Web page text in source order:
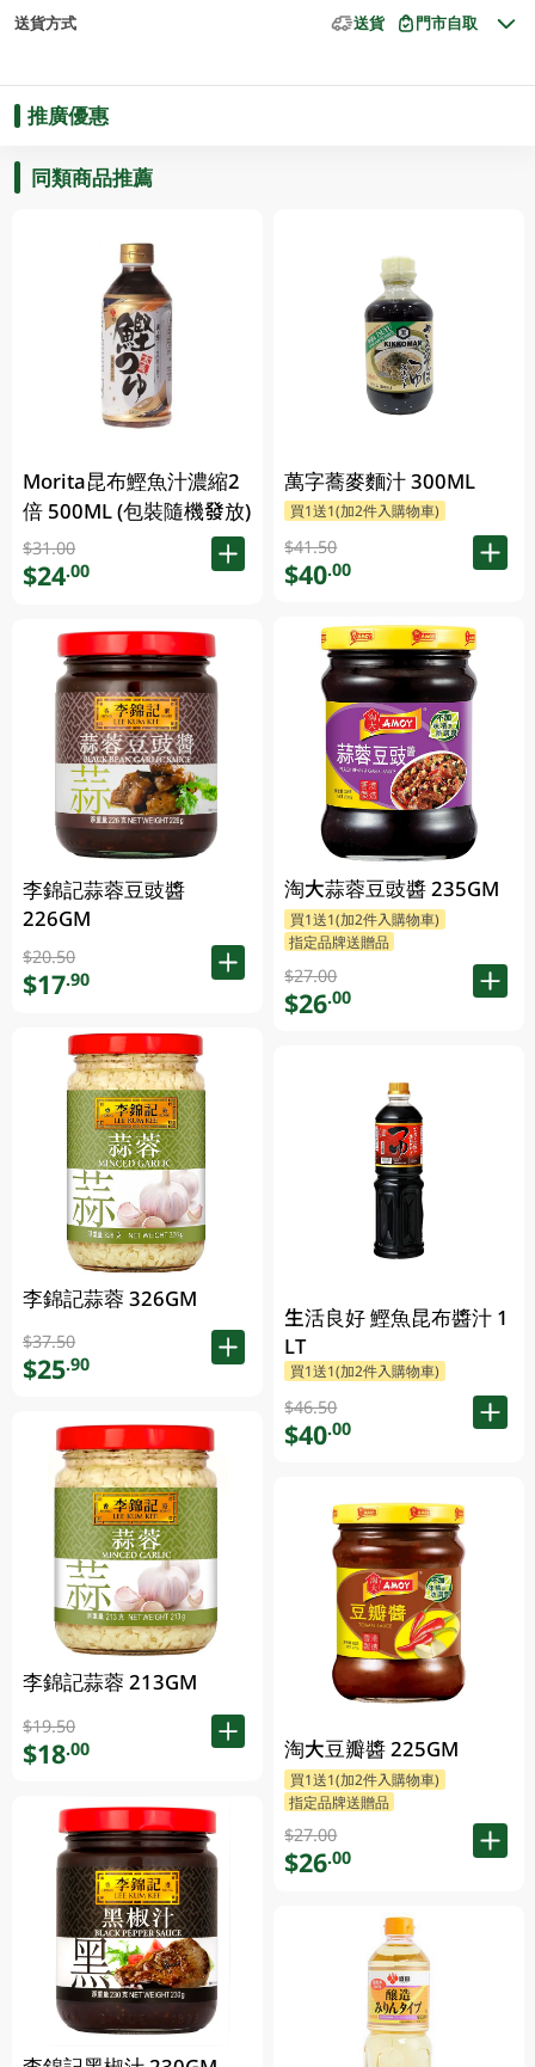
送貨方式 送貨 門市自取
推廣優惠
同類商品推薦
Morita昆布鰹魚汁濃縮2
倍 500ML (包裝隨機發放)
$31.00
$24.00
李錦記蒜蓉豆豉醬
226GM
$20.50
$17.90
李錦記蒜蓉 326GM
$37.50
$25.90
李錦記蒜蓉 213GM
$19.50
$18.00
萬字蕎麥麵汁 300ML
買1送1(加2件入購物車)
$41.50
$40.00
淘大蒜蓉豆豉醬 235GM
買1送1(加2件入購物車)
指定品牌送贈品
$27.00
$26.00
生活良好 鰹魚昆布醬汁 1
LT
買1送1(加2件入購物車)
$46.50
$40.00
淘大豆瓣醬 225GM
買1送1(加2件入購物車)
指定品牌送贈品
$27.00
$26.00